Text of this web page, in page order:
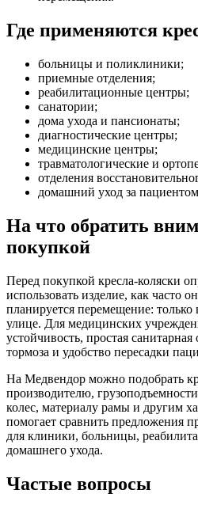
Где применяются
больницы и поликлиники;
приемные отделения;
реабилитационные центры;
санатории;
дома ухода и пансионаты;
диагностические центры;
медицинские центры;
травматологические и
отделения
домашний уход за
На что обратить
покупкой
Перед покупкой кресла-коляски
использовать изделие, как часто
планируется перемещение:
улице. Для медицинских
устойчивость, простая
тормоза и удобство пересадки
На Медвендор можно подобрать
производителю,
колес, материалу рамы и другим
помогает сравнить предложения
для клиники, больницы,
домашнего ухода.
Частые вопросы